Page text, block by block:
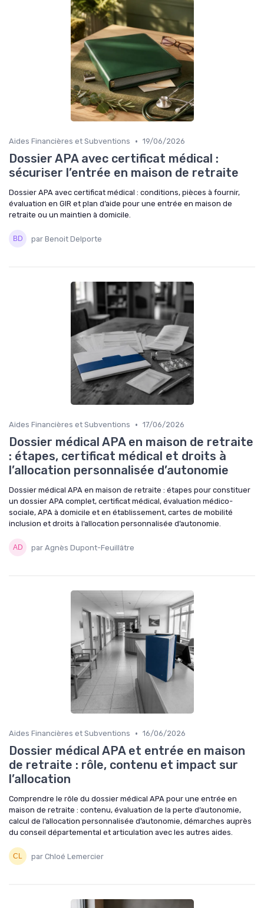
Aides Financières et Subventions • 19/06/2026
Dossier APA avec certificat médical :
sécuriser l’entrée en maison de retraite
Dossier APA avec certificat médical : conditions, pièces à fournir,
évaluation en GIR et plan d’aide pour une entrée en maison de
retraite ou un maintien à domicile.
par Benoit Delporte
Aides Financières et Subventions • 17/06/2026
Dossier médical APA en maison de retraite
: étapes, certificat médical et droits à
l’allocation personnalisée d’autonomie
Dossier médical APA en maison de retraite : étapes pour constituer
un dossier APA complet, certificat médical, évaluation médico-
sociale, APA à domicile et en établissement, cartes de mobilité
inclusion et droits à l’allocation personnalisée d’autonomie.
par Agnès Dupont-Feuillâtre
Aides Financières et Subventions • 16/06/2026
Dossier médical APA et entrée en maison
de retraite : rôle, contenu et impact sur
l’allocation
Comprendre le rôle du dossier médical APA pour une entrée en
maison de retraite : contenu, évaluation de la perte d’autonomie,
calcul de l’allocation personnalisée d’autonomie, démarches auprès
du conseil départemental et articulation avec les autres aides.
par Chloé Lemercier